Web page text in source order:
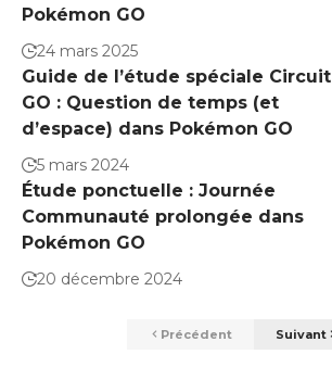
Pokémon GO
24 mars 2025
Guide de l’étude spéciale Circuit
GO : Question de temps (et
d’espace) dans Pokémon GO
5 mars 2024
Étude ponctuelle : Journée
Communauté prolongée dans
Pokémon GO
20 décembre 2024
Précédent Suivant